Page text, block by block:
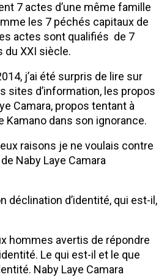
7 actes d’une même famille
les 7 péchés capitaux de
actes sont qualifiés de 7
du XXI siècle.
j’ai été surpris de lire sur
sites d’information, les propos
Camara, propos tentant à
Kamano dans son ignorance.
raisons je ne voulais contre
Naby Laye Camara
déclination d’identité, qui est-il,
hommes avertis de répondre
Le qui est-il et le que
Naby Laye Camara